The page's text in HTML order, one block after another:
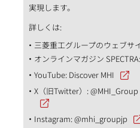
実現します。
詳しくは:
三菱重工グループのウェブサ
オンラインマガジン SPECTRA:
YouTube: Discover MHI
X（旧Twitter）:@MHI_Group
Instagram:@mhi_groupjp